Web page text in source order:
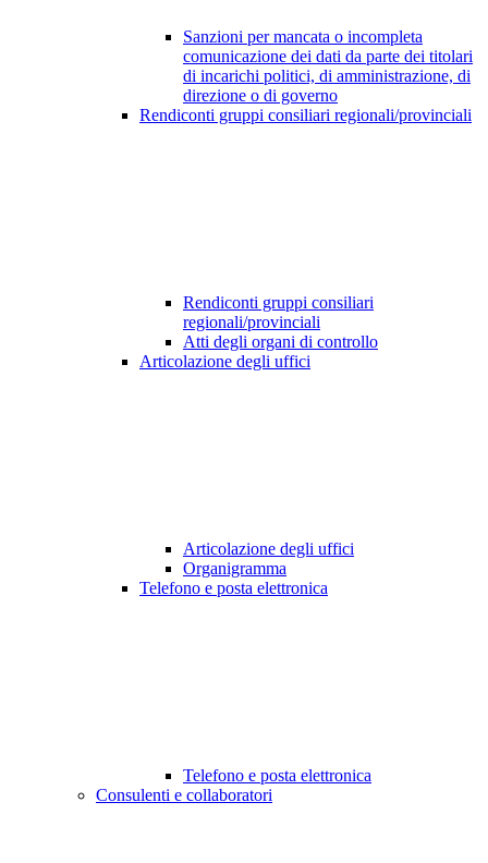
Sanzioni per mancata o incompleta
comunicazione dei dati da parte dei titolari
di incarichi politici, di amministrazione, di
direzione o di governo
Rendiconti gruppi consiliari regionali/provinciali
Rendiconti gruppi consiliari
regionali/provinciali
Atti degli organi di controllo
Articolazione degli uffici
Articolazione degli uffici
Organigramma
Telefono e posta elettronica
Telefono e posta elettronica
Consulenti e collaboratori